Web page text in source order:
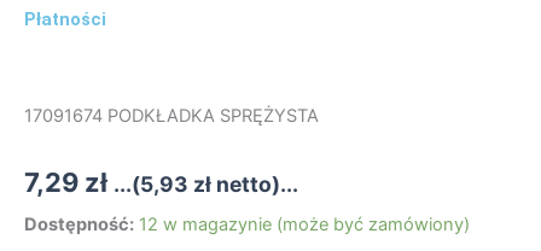
Płatności
17091674 PODKŁADKA SPRĘŻYSTA
7,29 zł ...(5,93 zł netto)...
Dostępność: 12 w magazynie (może być zamówiony)
ilość